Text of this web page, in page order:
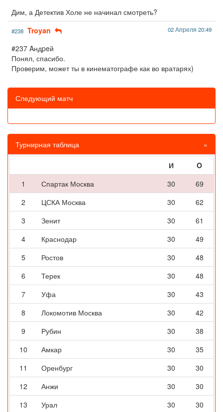
Дим, а Детектив Холе не начинал смотреть?
#238 Troyan 02 Апреля 20:49
#237 Aндpeй
Понял, спасибо.
Проверим, может ты в кинематографе как во вратарях)
Следующий матч
Турнирная таблица »
И
O
1
Спартак Москва 30
69
2
ЦСКА Москва 30
62
3
Зенит 30
61
4
Краснодар 30
49
5
Ростов 30
48
6
Терек 30
48
7
Уфа 30
43
8
Локомотив Москва 30
42
9
Рубин 30
38
10
Амкар 30
35
11
Оренбург 30
30
12
Анжи 30
30
13
Урал 30
30